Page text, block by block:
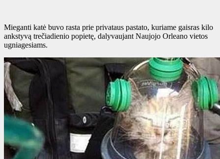
Mieganti katė buvo rasta prie privataus pastato, kuriame gaisras kilo
ankstyvą trečiadienio popietę, dalyvaujant Naujojo Orleano vietos
ugniagesiams.